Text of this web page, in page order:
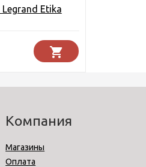
Etika
Компания
Магазины
Оплата